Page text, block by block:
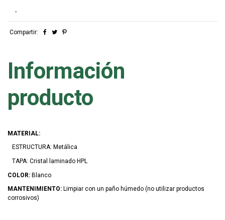
-
Compartir:
Información
producto
MATERIAL:
ESTRUCTURA: Metálica
TAPA: Cristal laminado HPL
COLOR: Blanco
MANTENIMIENTO: Limpiar con un paño húmedo (no utilizar productos
corrosivos)